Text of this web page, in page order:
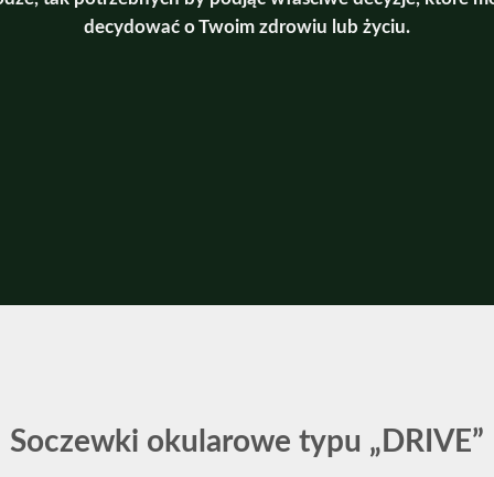
decydować o Twoim zdrowiu lub życiu.
Soczewki okularowe typu „DRIVE”